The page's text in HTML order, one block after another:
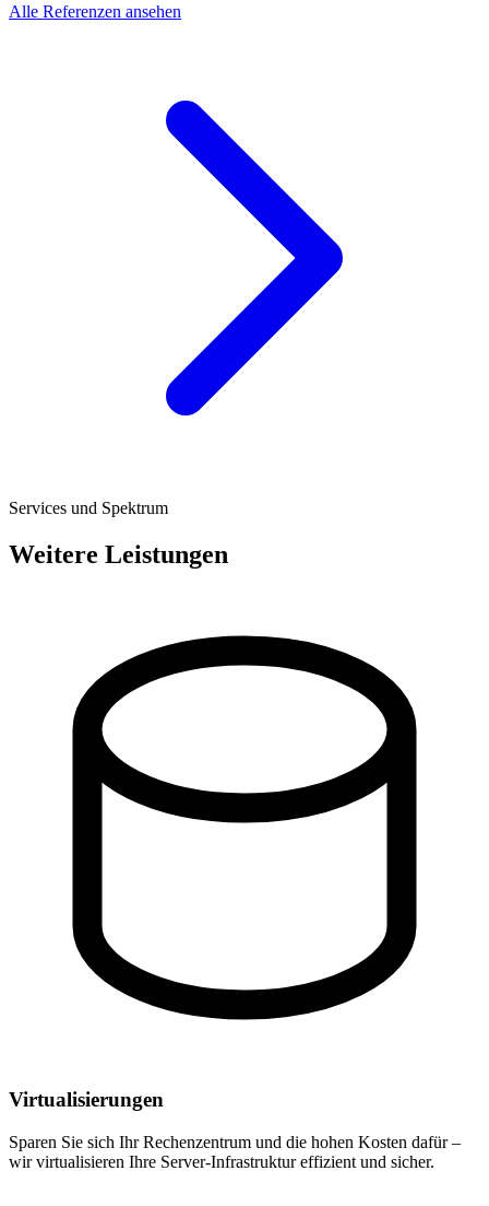
Alle Referenzen ansehen
Services und Spektrum
Weitere Leistungen
Virtualisierungen
Sparen Sie sich Ihr Rechenzentrum und die hohen Kosten dafür –
wir virtualisieren Ihre Server-Infrastruktur effizient und sicher.